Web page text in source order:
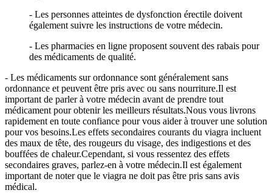
- Les personnes atteintes de dysfonction érectile doivent
également suivre les instructions de votre médecin.
- Les pharmacies en ligne proposent souvent des rabais pour
des médicaments de qualité.
- Les médicaments sur ordonnance sont généralement sans
ordonnance et peuvent être pris avec ou sans nourriture.Il est
important de parler à votre médecin avant de prendre tout
médicament pour obtenir les meilleurs résultats.Nous vous livrons
rapidement en toute confiance pour vous aider à trouver une solution
pour vos besoins.Les effets secondaires courants du viagra incluent
des maux de tête, des rougeurs du visage, des indigestions et des
bouffées de chaleur.Cependant, si vous ressentez des effets
secondaires graves, parlez-en à votre médecin.Il est également
important de noter que le viagra ne doit pas être pris sans avis
médical.